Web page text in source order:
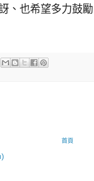
、也希望多力鼓
首頁